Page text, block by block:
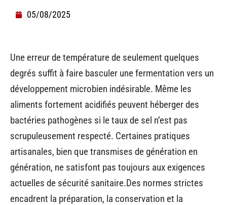
05/08/2025
Une erreur de température de seulement quelques
degrés suffit à faire basculer une fermentation vers un
développement microbien indésirable. Même les
aliments fortement acidifiés peuvent héberger des
bactéries pathogènes si le taux de sel n’est pas
scrupuleusement respecté. Certaines pratiques
artisanales, bien que transmises de génération en
génération, ne satisfont pas toujours aux exigences
actuelles de sécurité sanitaire.Des normes strictes
encadrent la préparation, la conservation et la